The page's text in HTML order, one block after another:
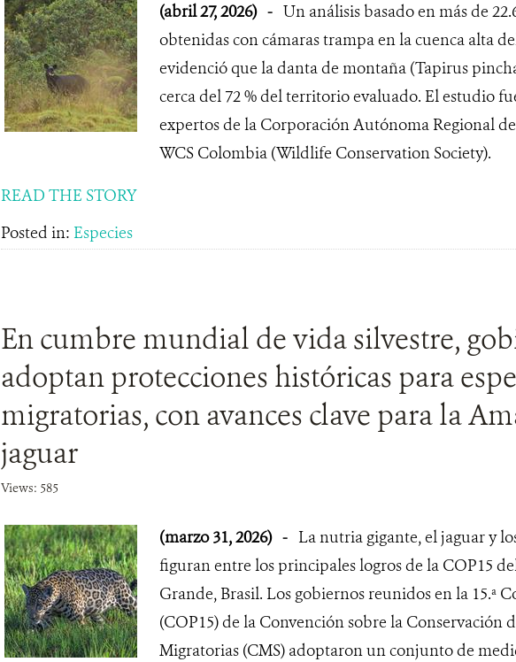
(abril 27, 2026) - Un análisis basado en más de
obtenidas con cámaras trampa en la cuenca alta
evidenció que la danta de montaña (Tapirus
cerca del 72 % del territorio evaluado. El estudio
expertos de la Corporación Autónoma Regional
WCS Colombia (Wildlife Conservation Society).
READ THE STORY
Posted in: Especies
En cumbre mundial de vida silvestre,
adoptan protecciones históricas para
migratorias, con avances clave para la
jaguar
Views: 585
(marzo 31, 2026) - La nutria gigante, el jaguar y
figuran entre los principales logros de la COP15
Grande, Brasil. Los gobiernos reunidos en la 15.ª
(COP15) de la Convención sobre la Conservación
Migratorias (CMS) adoptaron un conjunto de